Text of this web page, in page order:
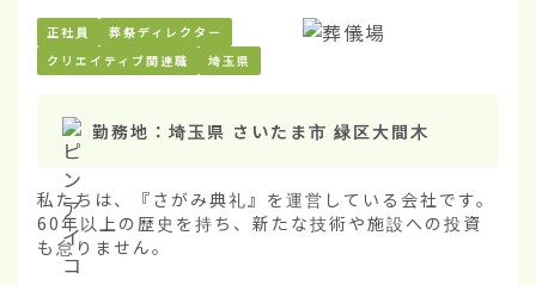
正社員
葬祭ディレクター
クリエイティブ関連職
埼玉県
勤務地： 埼玉県 さいたま市 緑区大間木
私たちは、『さがみ典礼』を運営している会社です。
60年以上の歴史を持ち、新たな技術や施設への投資
も怠りません。